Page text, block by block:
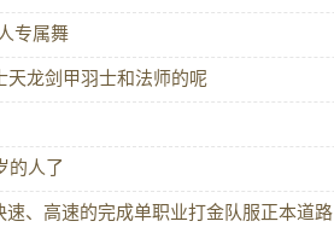
专属舞
天龙剑甲羽士和法师的呢
的人了
速、高速的完成单职业打金队服正本道路